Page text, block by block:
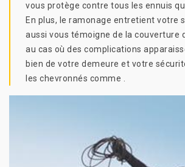
vous protège contre tous les ennuis
En plus, le ramonage entretient votre
aussi vous témoigne de la couverture
au cas où des complications
bien de votre demeure et votre
les chevronnés comme .